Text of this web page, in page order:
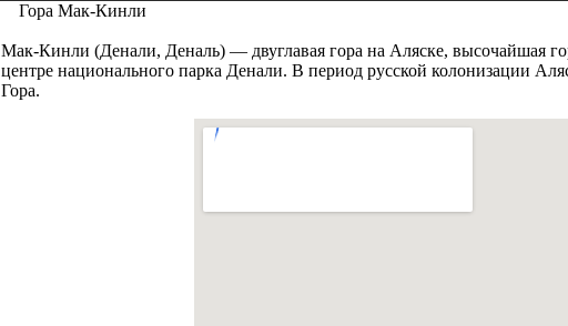
Гора Мак-Кинли
Мак-Кинли (Денали, Деналь) — двуглавaя гора на Аляске, высочайшая
центре национального парка Денали. В период русской колонизации
Гора.